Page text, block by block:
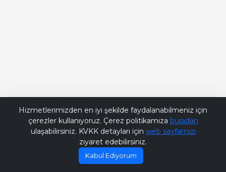
Hizmetlerimizden en iyi şekilde faydalanabilmeniz için
çerezler kullanıyoruz. Çerez politikamıza buradan
ulaşabilirsiniz. KVKK detayları için web sayfamızı
ziyaret edebilirsiniz.
Kabul Ediyorum
Bana Soru Sor | Ask Me